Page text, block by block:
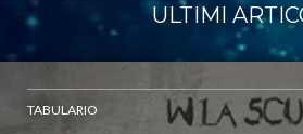
ULTIMI
TABULARIO